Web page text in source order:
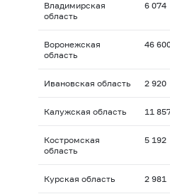
Владимирская
область
6 074
Воронежская
область
46
Ивановская область 2 920
Калужская область 11
Костромская
область
5 192
Курская область 2 981